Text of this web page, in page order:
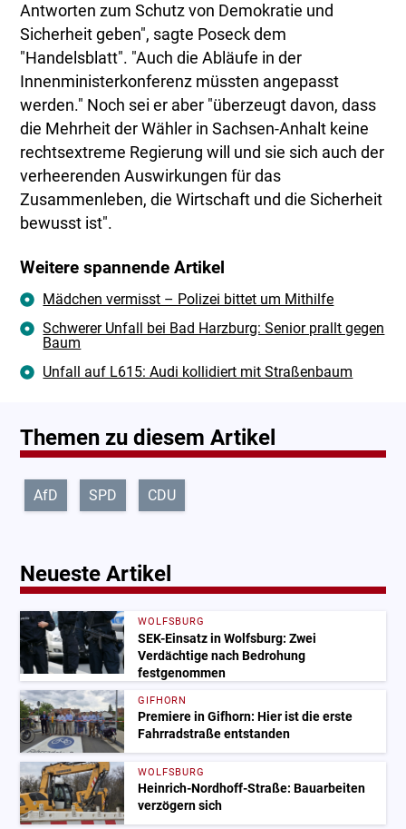
Antworten zum Schutz von Demokratie und
Sicherheit geben", sagte Poseck dem
"Handelsblatt". "Auch die Abläufe in der
Innenministerkonferenz müssten angepasst
werden." Noch sei er aber "überzeugt davon, dass
die Mehrheit der Wähler in Sachsen-Anhalt keine
rechtsextreme Regierung will und sie sich auch der
verheerenden Auswirkungen für das
Zusammenleben, die Wirtschaft und die Sicherheit
bewusst ist".
Weitere spannende Artikel
Mädchen vermisst – Polizei bittet um Mithilfe
Schwerer Unfall bei Bad Harzburg: Senior prallt gegen
Baum
Unfall auf L615: Audi kollidiert mit Straßenbaum
Themen zu diesem Artikel
AfD SPD CDU
Neueste Artikel
WOLFSBURG
SEK-Einsatz in Wolfsburg: Zwei
Verdächtige nach Bedrohung
festgenommen
GIFHORN
Premiere in Gifhorn: Hier ist die erste
Fahrradstraße entstanden
WOLFSBURG
Heinrich-Nordhoff-Straße: Bauarbeiten
verzögern sich